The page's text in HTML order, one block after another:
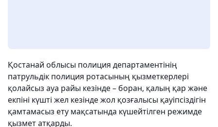
Қостанай облысы полиция департаментінің
патрульдік полиция ротасының қызметкерлері
қолайсыз ауа райы кезінде – боран, қалың қар және
екпіні күшті жел кезінде жол қозғалысы қауіпсіздігін
қамтамасыз ету мақсатында күшейтілген режимде
қызмет атқарды.